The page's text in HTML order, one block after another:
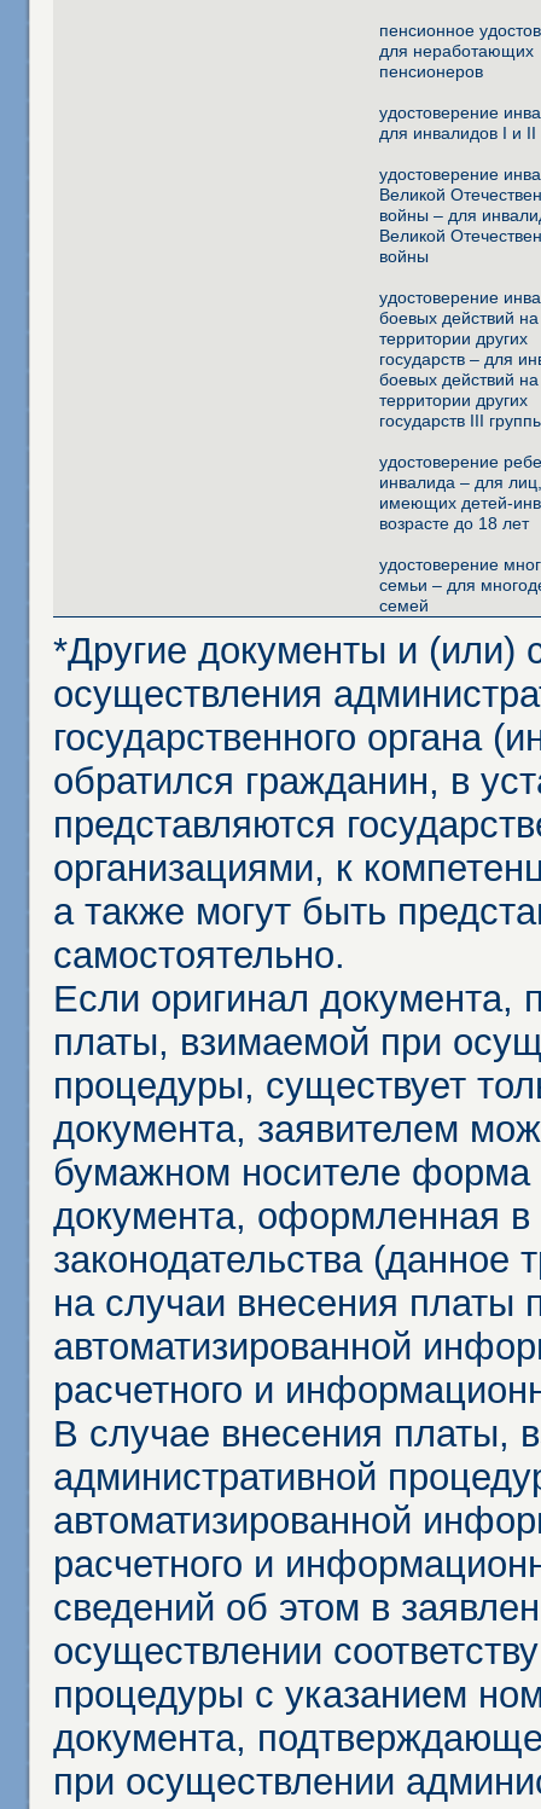
пенсионное
для неработающих
пенсионеров
удостоверение
для инвалидов I и II
удостоверение
Великой
войны – для
Великой
войны
удостоверение
боевых действий на
территории других
государств – для
боевых действий на
территории других
государств III
удостоверение
инвалида – для
имеющих детей-
возрасте до 18 лет
удостоверение
семьи – для
семей
*Другие документы и (или)
осуществления
государственного органа
обратился гражданин, в
представляются
организациями, к
а также могут быть
самостоятельно.
Если оригинал документа,
платы, взимаемой при
процедуры, существует
документа, заявителем
бумажном носителе форма
документа, оформленная в
законодательства (данное
на случаи внесения платы
автоматизированной
расчетного и
В случае внесения платы,
административной
автоматизированной
расчетного и
сведений об этом в
осуществлении
процедуры с указанием
документа,
при осуществлении